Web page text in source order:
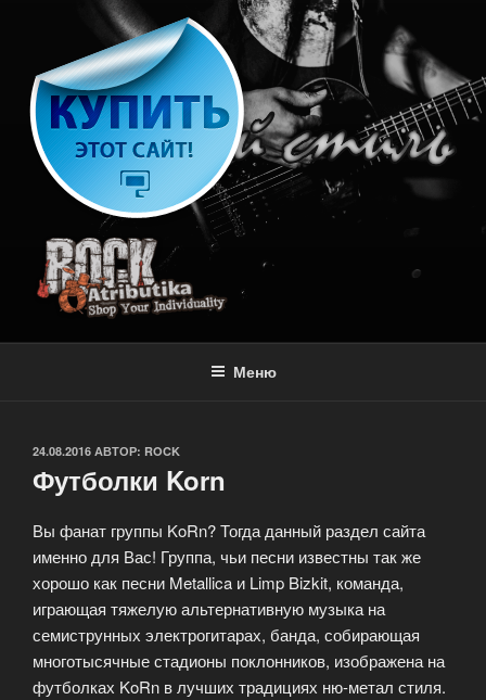
содержимому
РОК АТРИБУТИКА
Магазин рок атрибутики в Москве
Меню
ОПУБЛИКОВАНО
24.08.2016 АВТОР: ROCK
Футболки Korn
Вы фанат группы KoRn? Тогда данный раздел сайта
именно для Вас! Группа, чьи песни известны так же
хорошо как песни Metallica и Limp Bizkit, команда,
играющая тяжелую альтернативную музыка на
семиструнных электрогитарах, банда, собирающая
многотысячные стадионы поклонников, изображена на
футболках KoRn в лучших традициях ню-метал стиля.